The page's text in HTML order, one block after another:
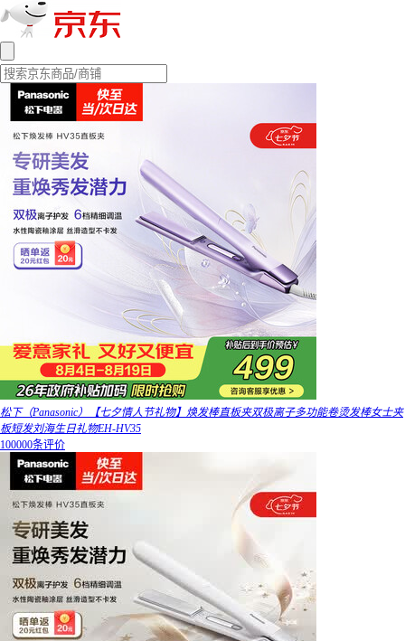
松下（Panasonic）【七夕情人节礼物】焕发棒直板夹双极离子多功能卷烫发棒女士夹
板短发刘海生日礼物EH-HV35
100000条评价